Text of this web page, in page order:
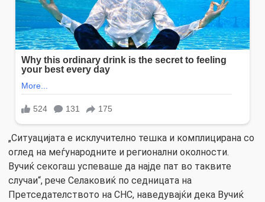
„Ситуацијата е исклучително тешка и комплицирана со
оглед на меѓународните и регионални околности.
Вучиќ секогаш успеваше да најде пат во таквите
случаи“, рече Селаковиќ по седницата на
Претседателството на СНС, наведувајќи дека Вучиќ